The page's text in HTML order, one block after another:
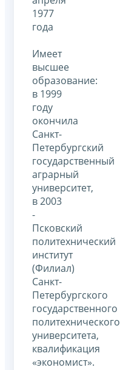
1977
года
Имеет
высшее
образование:
в 1999
году
окончила
Санкт-
Петербургский
государственный
аграрный
университет,
в 2003
-
Псковский
политехнический
институт
(Филиал)
Санкт-
Петербургского
государственного
политехнического
университета,
квалификация
«экономист».